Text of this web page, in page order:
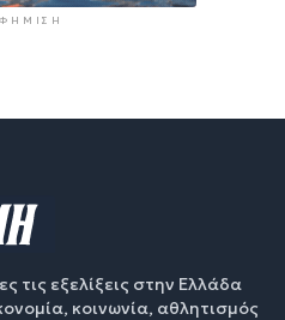
τις εξελίξεις στην Ελλάδα
κοινωνία, αθλητισμός